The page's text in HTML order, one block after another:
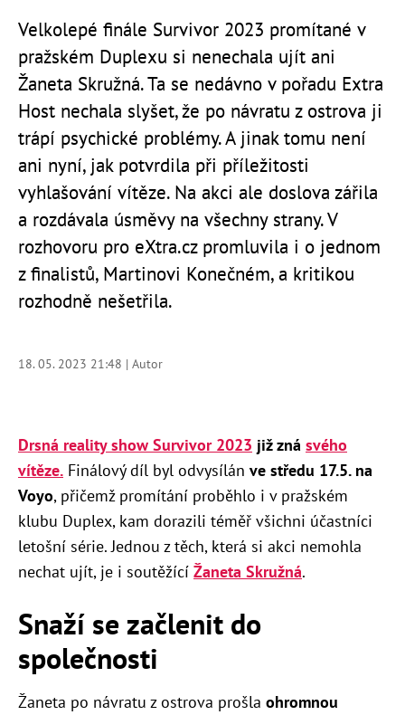
Velkolepé finále Survivor 2023 promítané v
pražském Duplexu si nenechala ujít ani
Žaneta Skružná. Ta se nedávno v pořadu Extra
Host nechala slyšet, že po návratu z ostrova ji
trápí psychické problémy. A jinak tomu není
ani nyní, jak potvrdila při příležitosti
vyhlašování vítěze. Na akci ale doslova zářila
a rozdávala úsměvy na všechny strany. V
rozhovoru pro eXtra.cz promluvila i o jednom
z finalistů, Martinovi Konečném, a kritikou
rozhodně nešetřila.
18. 05. 2023 21:48 | Autor
Drsná reality show Survivor 2023 již zná svého
vítěze. Finálový díl byl odvysílán ve středu 17.5. na
Voyo, přičemž promítání proběhlo i v pražském
klubu Duplex, kam dorazili téměř všichni účastníci
letošní série. Jednou z těch, která si akci nemohla
nechat ujít, je i soutěžící Žaneta Skružná.
Snaží se začlenit do
společnosti
Žaneta po návratu z ostrova prošla ohromnou